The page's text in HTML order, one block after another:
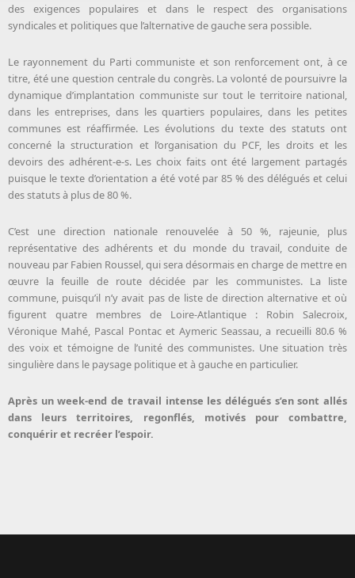
des exigences populaires et dans le respect des organisations
syndicales et politiques que l’alternative de gauche sera possible.
Le rayonnement du Parti communiste et son renforcement ont, à ce
titre, été une question centrale du congrès. La volonté de poursuivre la
dynamique d’implantation communiste sur tout le territoire national,
dans les entreprises, dans les quartiers populaires, dans les petites
communes est réaffirmée. Les évolutions du texte des statuts ont
concerné la structuration et l’organisation du PCF, les droits et les
devoirs des adhérent-e-s. Les choix faits ont été largement partagés
puisque le texte d’orientation a été voté par 85 % des délégués et celui
des statuts à plus de 80 %.
C’est une direction nationale renouvelée à 50 %, rajeunie, plus
représentative des adhérents et du monde du travail, conduite de
nouveau par Fabien Roussel, qui sera désormais en charge de mettre en
œuvre la feuille de route décidée par les communistes. La liste
commune, puisqu’il n’y avait pas de liste de direction alternative et où
figurent quatre membres de Loire-Atlantique : Robin Salecroix,
Véronique Mahé, Pascal Pontac et Aymeric Seassau, a recueilli 80.6 %
des voix et témoigne de l’unité des communistes. Une situation très
singulière dans le paysage politique et à gauche en particulier.
Après un week-end de travail intense les délégués s’en sont allés
dans leurs territoires, regonflés, motivés pour combattre,
conquérir et recréer l’espoir.